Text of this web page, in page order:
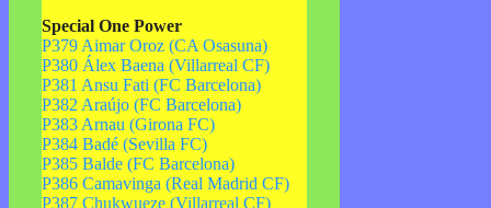
Special One Power
P379 Aimar Oroz (CA Osasuna)
P380 Álex Baena (Villarreal CF)
P381 Ansu Fati (FC Barcelona)
P382 Araújo (FC Barcelona)
P383 Arnau (Girona FC)
P384 Badé (Sevilla FC)
P385 Balde (FC Barcelona)
P386 Camavinga (Real Madrid CF)
P387 Chukwueze (Villarreal CF)